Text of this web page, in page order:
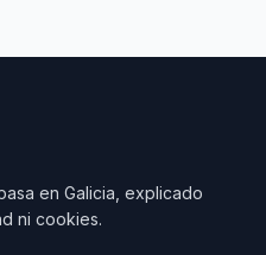
en Galicia, explicado
ni cookies.